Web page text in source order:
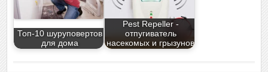
Топ-10 шуруповертов
для дома
Pest Repeller -
отпугиватель
насекомых и грызунов